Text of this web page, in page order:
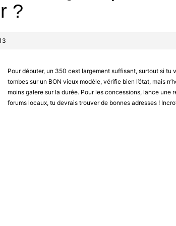
?
Pour débuter, un 350 cest largement suffisant, surtout si tu
tombes sur un BON vieux modèle, vérifie bien l’état, mais
moins galere sur la durée. Pour les concessions, lance une
forums locaux, tu devrais trouver de bonnes adresses !